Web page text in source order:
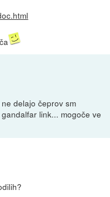
delajo čeprov sm
link... mogoče ve